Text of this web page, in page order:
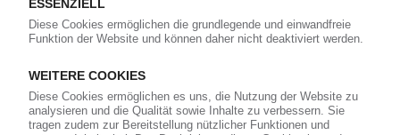
2.186
Werkstoffe, Produktion, Technik
108
Management
1.839
Branche
811
Veranstaltungen